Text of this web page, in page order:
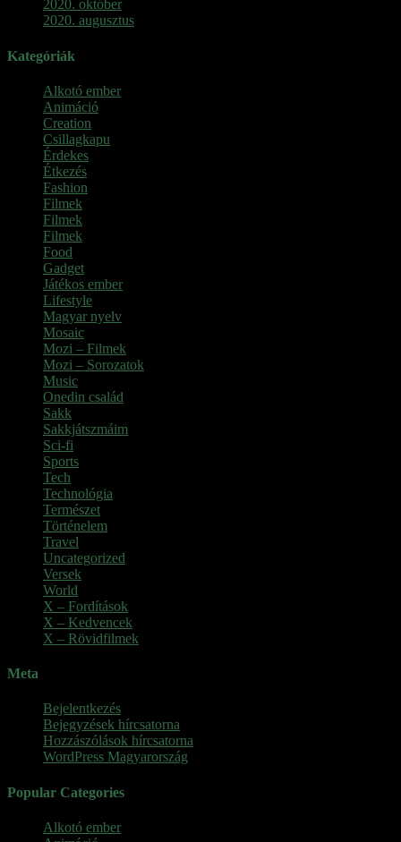
2020. október
2020. augusztus
Kategóriák
Alkotó ember
Animáció
Creation
Csillagkapu
Érdekes
Étkezés
Fashion
Filmek
Filmek
Filmek
Food
Gadget
Játékos ember
Lifestyle
Magyar nyelv
Mosaic
Mozi – Filmek
Mozi – Sorozatok
Music
Onedin család
Sakk
Sakkjátszmáim
Sci-fi
Sports
Tech
Technológia
Természet
Történelem
Travel
Uncategorized
Versek
World
X – Fordítások
X – Kedvencek
X – Rövidfilmek
Meta
Bejelentkezés
Bejegyzések hírcsatorna
Hozzászólások hírcsatorna
WordPress Magyarország
Popular Categories
Alkotó ember